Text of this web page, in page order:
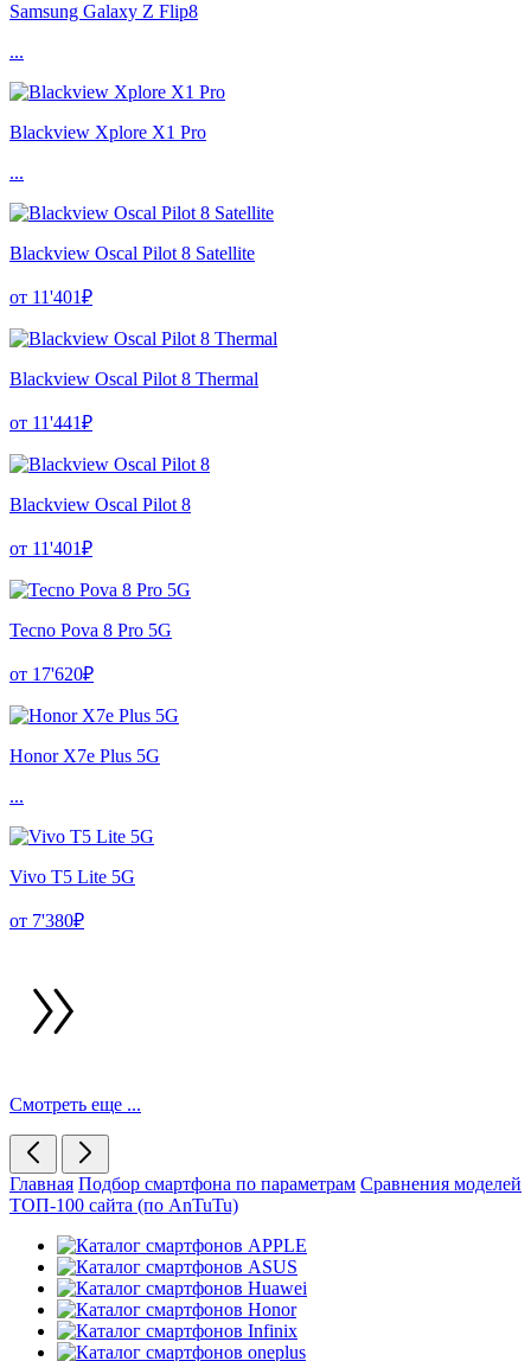
Samsung Galaxy Z Flip8
...
Blackview Xplore X1 Pro
...
Blackview Oscal Pilot 8 Satellite
от 11'401₽
Blackview Oscal Pilot 8 Thermal
от 11'441₽
Blackview Oscal Pilot 8
от 11'401₽
Tecno Pova 8 Pro 5G
от 17'620₽
Honor X7e Plus 5G
...
Vivo T5 Lite 5G
от 7'380₽
Смотреть еще ...
Главная Подбор смартфона по параметрам Сравнения моделей
ТОП-100 сайта (по AnTuTu)